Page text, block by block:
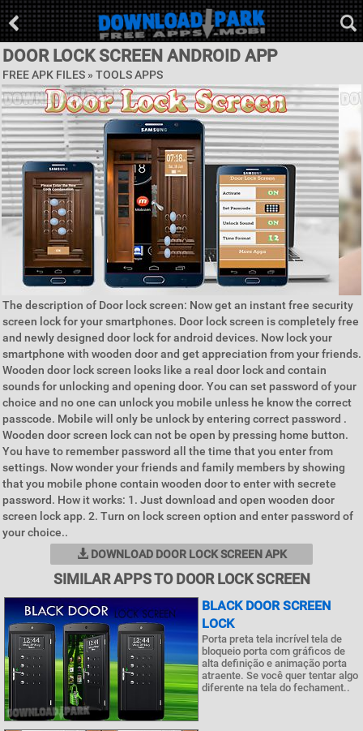
DOOR LOCK SCREEN ANDROID APP
FREE APK FILES » TOOLS APPS
The description of Door lock screen: Now get an instant free security
screen lock for your smartphones. Door lock screen is completely free
and newly designed door lock for android devices. Now lock your
smartphone with wooden door and get appreciation from your friends.
Wooden door lock screen looks like a real door lock and contain
sounds for unlocking and opening door. You can set password of your
choice and no one can unlock you mobile unless he know the correct
passcode. Mobile will only be unlock by entering correct password .
Wooden door screen lock can not be open by pressing home button.
You have to remember password all the time that you enter from
settings. Now wonder your friends and family members by showing
that you mobile phone contain wooden door to enter with secrete
password. How it works: 1. Just download and open wooden door
screen lock app. 2. Turn on lock screen option and enter password of
your choice..
DOWNLOAD DOOR LOCK SCREEN APK
SIMILAR APPS TO DOOR LOCK SCREEN
BLACK DOOR SCREEN
LOCK
Porta preta tela incrível tela de
bloqueio porta com gráficos de
alta definição e animação porta
atraente. Se você quer tentar algo
diferente na tela do fechament..